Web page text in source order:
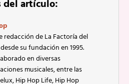
del artículo:
redacción de La Factoría del
su fundación en 1995.
en diversas
musicales, entre las
Hip Hop Life, Hip Hop